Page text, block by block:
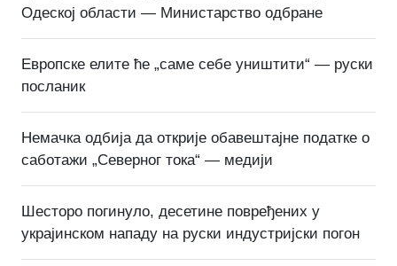
Одеској области — Министарство одбране
Европске елите ће „саме себе уништити“ — руски
посланик
Немачка одбија да открије обавештајне податке о
саботажи „Северног тока“ — медији
Шесторо погинуло, десетине повређених у
украјинском нападу на руски индустријски погон